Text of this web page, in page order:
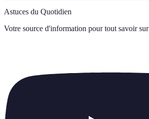
Astuces du Quotidien
Votre source d'information pour tout savoir sur